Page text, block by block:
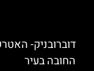
דוברובניק-
החובה בעיר